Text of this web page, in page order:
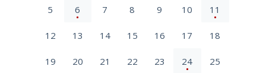
5 6 7 8 9 10 11
12 13 14 15 16 17 18
19 20 21 22 23 24 25